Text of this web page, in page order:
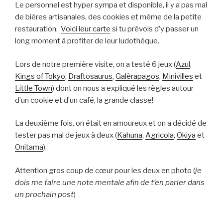
Le personnel est hyper sympa et disponible, il y a pas mal
de bières artisanales, des cookies et même de la petite
restauration. Voici leur carte si tu prévois d’y passer un
long moment à profiter de leur ludothèque.
Lors de notre première visite, on a testé 6 jeux (Azul,
Kings of Tokyo, Draftosaurus, Galèrapagos, Minivilles et
Little Town) dont on nous a expliqué les règles autour
d’un cookie et d’un café, la grande classe!
La deuxième fois, on était en amoureux et on a décidé de
tester pas mal de jeux à deux (Kahuna, Agricola, Okiya et
Onitama).
Attention gros coup de cœur pour les deux en photo (je
dois me faire une note mentale afin de t’en parler dans
un prochain post)